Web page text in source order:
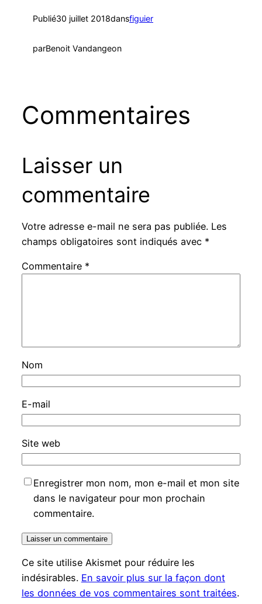
Publié30 juillet 2018dansfiguier
parBenoit Vandangeon
Commentaires
Laisser un
commentaire
Votre adresse e-mail ne sera pas publiée. Les
champs obligatoires sont indiqués avec *
Commentaire *
Nom
E-mail
Site web
Enregistrer mon nom, mon e-mail et mon site
dans le navigateur pour mon prochain
commentaire.
Ce site utilise Akismet pour réduire les
indésirables. En savoir plus sur la façon dont
les données de vos commentaires sont traitées.